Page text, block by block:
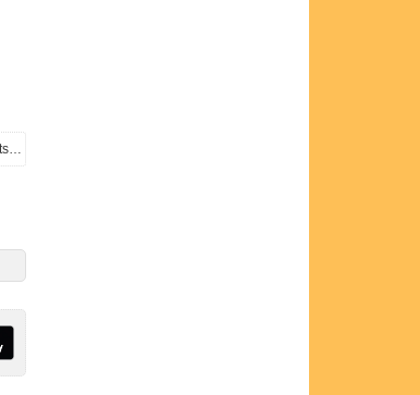
https://www.engadget.com/social-media/meta-warns-users-to-avoid-sharing-personal-or-sensitive-information-in-its-ai-app-233900625.html